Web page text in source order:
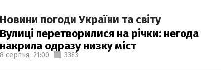
Новини погоди України та світу
Вулиці перетворилися на річки: негода
накрила одразу низку міст
8 серпня, 21:00 3383